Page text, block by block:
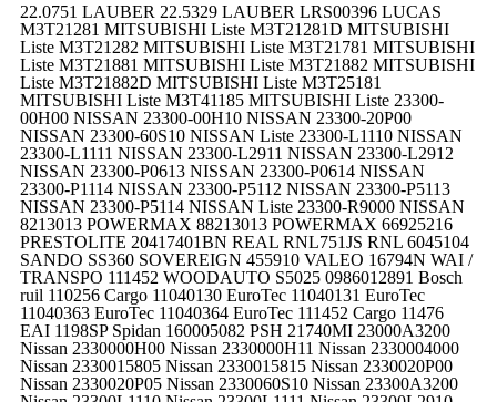
22.0751 LAUBER 22.5329 LAUBER LRS00396 LUCAS
M3T21281 MITSUBISHI Liste M3T21281D MITSUBISHI
Liste M3T21282 MITSUBISHI Liste M3T21781 MITSUBISHI
Liste M3T21881 MITSUBISHI Liste M3T21882 MITSUBISHI
Liste M3T21882D MITSUBISHI Liste M3T25181
MITSUBISHI Liste M3T41185 MITSUBISHI Liste 23300-
00H00 NISSAN 23300-00H10 NISSAN 23300-20P00
NISSAN 23300-60S10 NISSAN Liste 23300-L1110 NISSAN
23300-L1111 NISSAN 23300-L2911 NISSAN 23300-L2912
NISSAN 23300-P0613 NISSAN 23300-P0614 NISSAN
23300-P1114 NISSAN 23300-P5112 NISSAN 23300-P5113
NISSAN 23300-P5114 NISSAN Liste 23300-R9000 NISSAN
8213013 POWERMAX 88213013 POWERMAX 66925216
PRESTOLITE 20417401BN REAL RNL751JS RNL 6045104
SANDO SS360 SOVEREIGN 455910 VALEO 16794N WAI /
TRANSPO 111452 WOODAUTO S5025 0986012891 Bosch
ruil 110256 Cargo 11040130 EuroTec 11040131 EuroTec
11040363 EuroTec 11040364 EuroTec 111452 Cargo 11476
EAI 1198SP Spidan 160005082 PSH 21740MI 23000A3200
Nissan 2330000H00 Nissan 2330000H11 Nissan 2330004000
Nissan 2330015805 Nissan 2330015815 Nissan 2330020P00
Nissan 2330020P05 Nissan 2330060S10 Nissan 23300A3200